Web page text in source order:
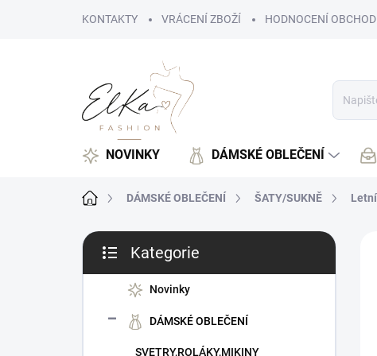
KONTAKTY VRÁCENÍ ZBOŽÍ HODNOCENÍ
NOVINKY DÁMSKÉ OBLEČENÍ
Domů DÁMSKÉ OBLEČENÍ ŠATY/SUKNĚ
P
s
kategorie
Kategorie
Novinky
DÁMSKÉ OBLEČENÍ
SVETRY,ROLÁKY,MIKINY